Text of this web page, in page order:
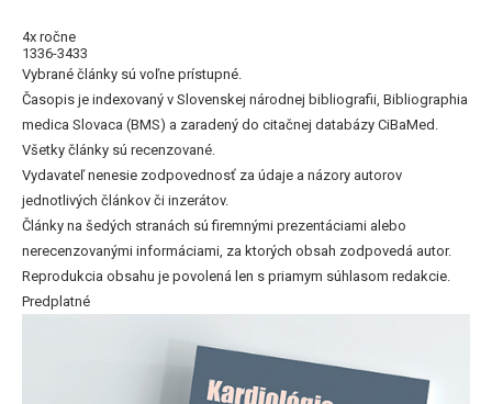
4x ročne
1336-3433
Vybrané články sú voľne prístupné.
Časopis je indexovaný v Slovenskej národnej bibliografii, Bibliographia
medica Slovaca (BMS) a zaradený do citačnej databázy CiBaMed.
Všetky články sú recenzované.
Vydavateľ nenesie zodpovednosť za údaje a názory autorov
jednotlivých článkov či inzerátov.
Články na šedých stranách sú firemnými prezentáciami alebo
nerecenzovanými informáciami, za ktorých obsah zodpovedá autor.
Reprodukcia obsahu je povolená len s priamym súhlasom redakcie.
Predplatné